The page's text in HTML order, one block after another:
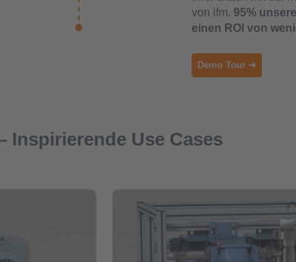
von ifm. 95%
einen ROI von
Demo Tour ➜
Inspirierende Use Cases